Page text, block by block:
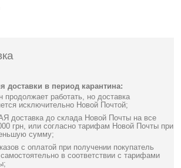
доставки в период карантина:
продолжает работать, но доставка
исключительно Новой Почтой;
доставка до склада Новой Почты на все
грн, или согласно тарифам Новой Почты при
сумму;
с оплатой при получении покупатель
в соответствии с тарифами